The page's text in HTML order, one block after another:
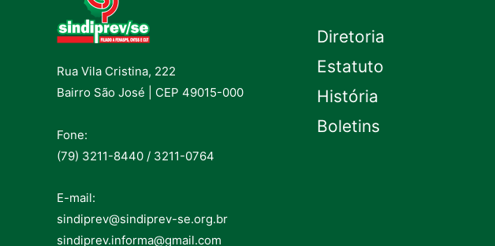
Rua Vila Cristina, 222
Bairro São José | CEP 49015-000
Fone:
(79) 3211-8440 / 3211-0764
E-mail:
sindiprev@sindiprev-se.org.br
sindiprev.informa@gmail.com
Diretoria
Estatuto
História
Boletins